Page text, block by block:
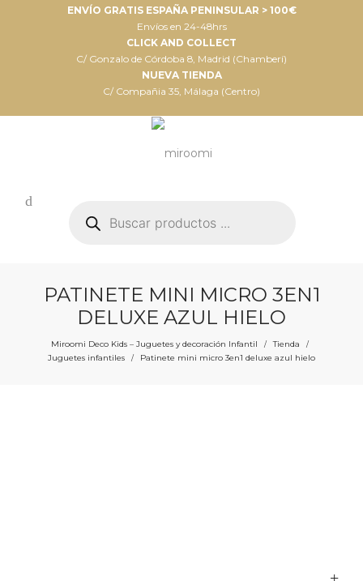
ENVÍO GRATIS ESPAÑA PENINSULAR > 100€
Envíos en 24-48hrs
CLICK AND COLLECT
C/ Gonzalo de Córdoba 8, Madrid (Chamberí)
NUEVA TIENDA
C/ Compañia 35, Málaga (Centro)
productos
PATINETE MINI MICRO 3EN1
DELUXE AZUL HIELO
Miroomi Deco Kids – Juguetes y decoración Infantil / Tienda /
Juguetes infantiles / Patinete mini micro 3en1 deluxe azul hielo